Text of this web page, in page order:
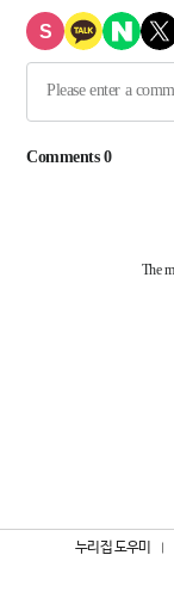
누리집 도우미